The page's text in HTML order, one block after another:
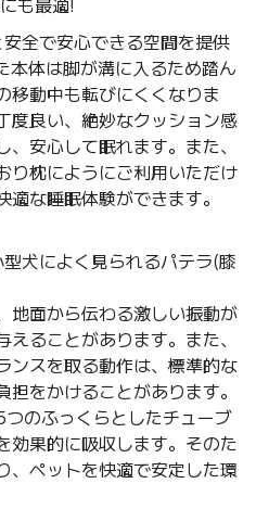
全で安心できる空間を提供
本体は脚が溝に入るため踏ん
移動中も転びにくくなりま
度良い、絶妙なクッション感
安心して眠れます。また、
り枕にようにご利用いただけ
な睡眠体験ができます。
犬によく見られるパテラ(膝
地面から伝わる激しい振動が
ることがあります。また、
ンスを取る動作は、標準的な
をかけることがあります。
のふっくらとしたチューブ
効果的に吸収します。そのた
、ペットを快適で安定した環